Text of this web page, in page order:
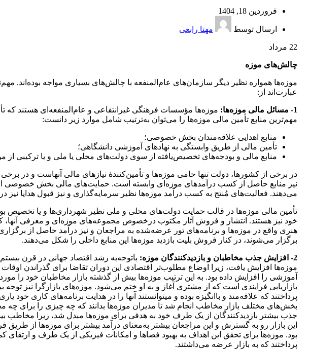
فروردین 18, 1404
ارسال توسط مهتا رابعی
22 مرداد
چالش‌های موزه‌
موزه‌ها همواره نظیر دیگر سازمان‌های عام‌المنفعه با چالش‌های بسیاری مواجه بوده‌اند.
عبارت‌اند از:
1- مسائل مالی موزه‌ها:
موزه‌ها مؤسسات فرهنگی‌ غیرانتفاعی و عام‌المنفعه‌ای هستند که
مهم‌ترین منابع تأمین مالی موزه‌ها را می‌توان به‌ترتیب شامل موارد زیر دانست:
منابع اهدایی علاقه‌مندان بخش خصوصی؛
تأمین مالی از طریق وابستگی به نهادهای آموزشی دانشگاهی؛
منابع مالی و بودجه‌های تخصیص‌یافته از سوی دولت­‌های محلی یا ملی و یا ترکیبی از
در برخی از کشورها، دولت تنها حامی موزه‌ها و تأمین­‌کنندۀ نیازهای مالی آنهاست و در
نیز منابع حاصل از کسب درآمدهای موزه‌ای وابسته است. حمایت‌های مالی بخش خصوصی از
می‌دهند. فعالیت­‌های مُنتج به کسب درآمد موزه‌ها نظیر سرمایه­‌گذاری و نیز قبول هدایا نیز
تأمین مالی موزه‌ها در قالب حمایت دولت‌های محلی و ملی نظیر شهرداری‌ها و یا تخصیص
خود نیز هستند. انتشار و فروش آثار مکتوب درخصوص مجموعه‌های موزه‌ای و معرفی
هنری واقع در موزه‌ها و برنامه‌های تور عرضه‌شده به مراجعان و نیز درآمد حاصل از
برگزار می‌شوند، در کنار فروش بلیت بازدید موزه‌ها این منابع داخلی را شکل می‌دهند.
2- افزایش جذب مخاطبان و بازدیدکنندگان موزه:
باتوجه‌به رشد اقتصاد جهانی در قرن
موزه‌ها افزایش یافت، زیرا اوضاع مطلوب­‌تر اقتصادی این دوران تقاضا برای گذراندن
آموزشی را افزایش داده بود. به این ترتیب موزه‌ها بیش از گذشته بازار مخاطبان خود را
بازاریابی فرایندی است که از مشتری آغاز و به او ختم می‌شود. موزه‌های بازارگرا نیز
پرداختند که علاقه‌مند و باانگیزه بوده و می­توانستند آنها را در هدایت برنامه‌های کاری خود
بخش‌های مختلف بازار مخاطب انجام شد تا مدیران موزه‌ها بدانند که چه چیزی را برای
جذب بیشتر بازدیدکنندگان از یک طرف خود به هدفی برای موزه‌ها مبدل شد، زیرا مخاطب
این بازار رو به گسترش و این مراجعان بیشتر به‌معنای درآمد بیشتر برای موزه‌ها از
بود. موزه‌ها برای تحقق این اهداف به بهبود فضاها و امکانات فیزیکی از یک طرف و
پرداختند که به بازار عرضه می‌داشتند.